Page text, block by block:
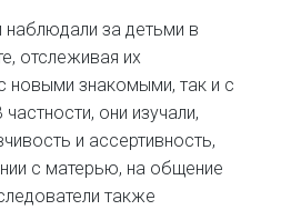
наблюдали за детьми в
отслеживая их
новыми знакомыми, так и с
они изучали,
и ассертивность,
с матерью, на общение
также